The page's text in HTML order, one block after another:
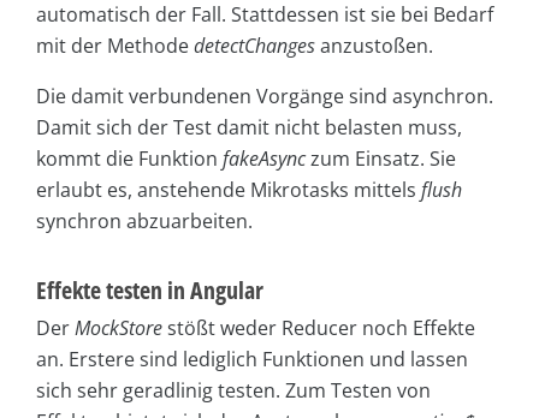
automatisch der Fall. Stattdessen ist sie bei Bedarf
mit der MethodedetectChangesanzustoßen.
Die damit verbundenen Vorgänge sind asynchron.
Damit sich der Test damit nicht belasten muss,
kommt die Funktion fakeAsynczum Einsatz. Sie
erlaubt es, anstehende Mikrotasks mittels flush
synchron abzuarbeiten.
Effekte testen in Angular
DerMockStorestößt weder Reducer noch Effekte
an. Erstere sind lediglich Funktionen und lassen
sich sehr geradlinig testen. Zum Testen von